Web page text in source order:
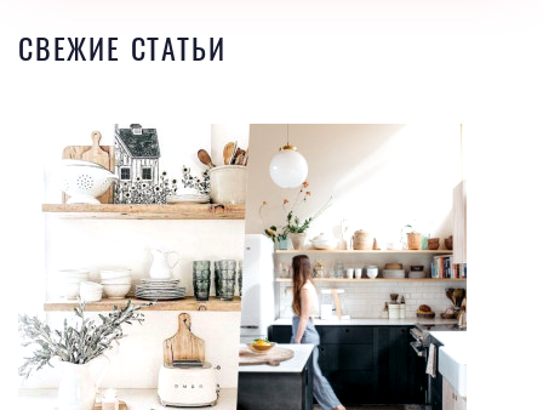
СВЕЖИЕ СТАТЬИ